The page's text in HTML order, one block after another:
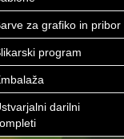
za grafiko in pribor
program
darilni